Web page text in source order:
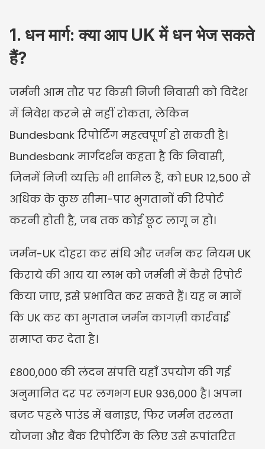
1. धन मार्ग: क्या आप UK में धन भेज सकते
हैं?
जर्मनी आम तौर पर किसी निजी निवासी को विदेश
में निवेश करने से नहीं रोकता, लेकिन
Bundesbank रिपोर्टिंग महत्वपूर्ण हो सकती है।
Bundesbank मार्गदर्शन कहता है कि निवासी,
जिनमें निजी व्यक्ति भी शामिल हैं, को EUR 12,500 से
अधिक के कुछ सीमा-पार भुगतानों की रिपोर्ट
करनी होती है, जब तक कोई छूट लागू न हो।
जर्मन-UK दोहरा कर संधि और जर्मन कर नियम UK
किराये की आय या लाभ को जर्मनी में कैसे रिपोर्ट
किया जाए, इसे प्रभावित कर सकते हैं। यह न मानें
कि UK कर का भुगतान जर्मन कागज़ी कार्रवाई
समाप्त कर देता है।
£800,000 की लंदन संपत्ति यहाँ उपयोग की गई
अनुमानित दर पर लगभग EUR 936,000 है। अपना
बजट पहले पाउंड में बनाइए, फिर जर्मन तरलता
योजना और बैंक रिपोर्टिंग के लिए उसे रूपांतरित